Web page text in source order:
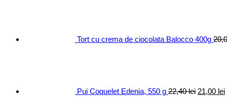
Tort cu crema de ciocolata Balocco 400g
Pui Coquelet Edenia, 550 g 22,40lei 21,00 lei